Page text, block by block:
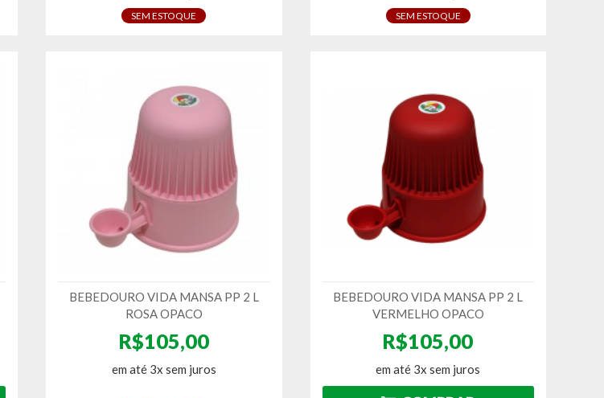
SEM ESTOQUE SEM ESTOQUE
BEBEDOURO VIDA MANSA PP 2 L
ROSA OPACO
R$105,00
em até 3x sem juros
BEBEDOURO VIDA MANSA PP 2 L
VERMELHO OPACO
R$105,00
em até 3x sem juros